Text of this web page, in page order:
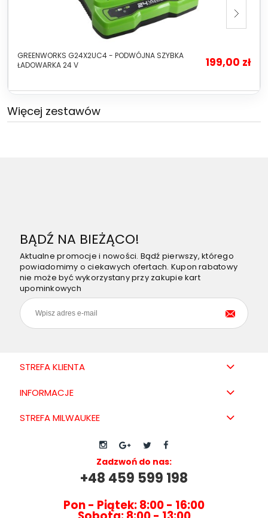
GREENWORKS G24X2UC4 - PODWÓJNA SZYBKA
ŁADOWARKA 24 V
199,00 zł
Więcej zestawów
BĄDŹ NA BIEŻĄCO!
Aktualne promocje i nowości. Bądź pierwszy, którego
powiadomimy o ciekawych ofertach. Kupon rabatowy
nie może być wykorzystany przy zakupie kart
upominkowych
STREFA KLIENTA
INFORMACJE
STREFA MILWAUKEE
Zadzwoń do nas:
+48 459 599 198
Pon - Piątek: 8:00 - 16:00